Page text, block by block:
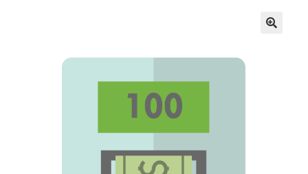
Компанийн удирдлагын бичиг баримт